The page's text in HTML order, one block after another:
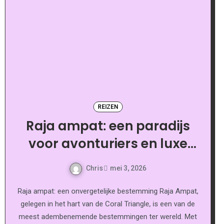
REIZEN
Raja ampat: een paradijs
voor avonturiers en luxe
liefhebbers
Chris mei 3, 2026
Raja ampat: een onvergetelijke bestemming Raja Ampat,
gelegen in het hart van de Coral Triangle, is een van de
meest adembenemende bestemmingen ter wereld. Met